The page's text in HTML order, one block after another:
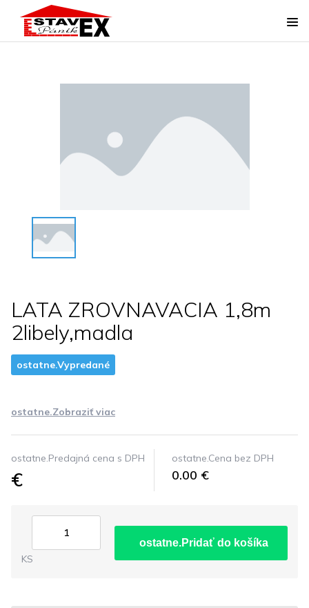
LATA ZROVNAVACIA 1,8m
2libely,madla
ostatne.Vypredané
ostatne.Zobraziť viac
ostatne.Predajná cena s DPH
€
ostatne.Cena bez DPH
0.00 €
KS
ostatne.Pridať do košíka